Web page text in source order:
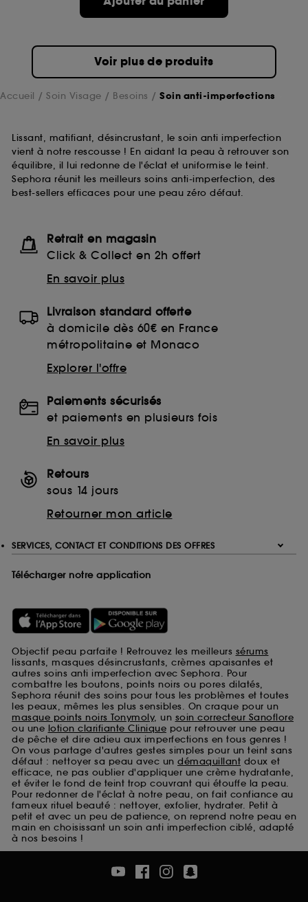
Voir plus de produits
Accueil Soin Visage Besoins Soin anti-imperfections
Lissant, matifiant, désincrustant, le soin anti imperfection
vient à notre rescousse ! En aidant la peau à retrouver son
équilibre, il lui redonne de l'éclat et uniformise le teint.
Sephora réunit les meilleurs soins anti-imperfection, des
best-sellers efficaces pour une peau zéro défaut.
Retrait en magasin
Click & Collect en 2h offert
En savoir plus
Livraison standard offerte
à domicile dès 60€ en France
métropolitaine et Monaco
Explorer l'offre
Paiements sécurisés
et paiements en plusieurs fois
En savoir plus
Retours
sous 14 jours
Retourner mon article
SERVICES, CONTACT ET CONDITIONS DES OFFRES
Télécharger notre application
Objectif peau parfaite ! Retrouvez les meilleurs sérums
lissants, masques désincrustants, crèmes apaisantes et
autres soins anti imperfection avec Sephora. Pour
combattre les boutons, points noirs ou pores dilatés,
Sephora réunit des soins pour tous les problèmes et toutes
les peaux, mêmes les plus sensibles. On craque pour un
masque points noirs Tonymoly, un soin correcteur Sanoflore
ou une lotion clarifiante Clinique pour retrouver une peau
de pêche et dire adieu aux imperfections en tous genres !
On vous partage d'autres gestes simples pour un teint sans
défaut : nettoyer sa peau avec un démaquillant doux et
efficace, ne pas oublier d'appliquer une crème hydratante,
et éviter le fond de teint trop couvrant qui étouffe la peau.
Pour redonner de l'éclat à notre peau, on fait confiance au
fameux rituel beauté : nettoyer, exfolier, hydrater. Petit à
petit et avec un peu de patience, on reprend notre peau en
main en choisissant un soin anti imperfection ciblé, adapté
à nos besoins !